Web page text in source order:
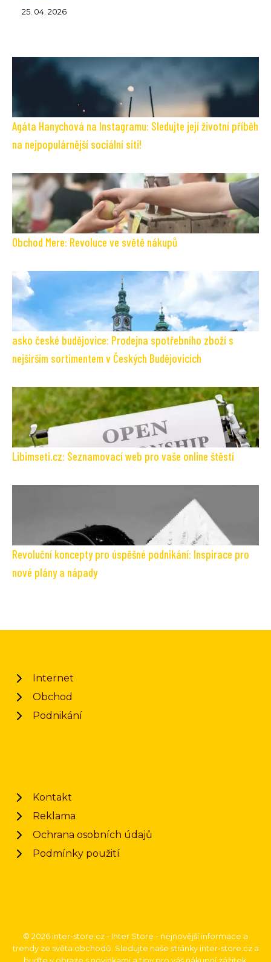
25. 04. 2026
Agáta Hanychová na Instagramu: Sledujte její životní příběh
na nejpopulárnější sociální síti!
Obchod Mere: Revoluce ve světě nákupů
asko české budějovice: Prodejna spotřebního zboží s
nejširším sortimentem v Českých Budějovicích
Libimseti.cz: Seznamovací web pro vaše online štěstí
Revoluční koncepty pro úspěšné podnikání: Inspirace pro
nové plány a nápady
Internet
Obchod
Podnikání
Kontakt
Reklama
Ochrana osobních údajů
Podmínky použití
© 2026 inter-store.cz - Inter Store - nejnovější informace a
trendy ze světa obchodů. Sledujte naše stránky inter-store.cz a